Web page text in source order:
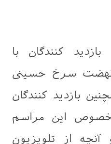
کنندگان با
نهضت سرخ حسینی
بازدید کنندگان
این مراسم
از تلویزیون